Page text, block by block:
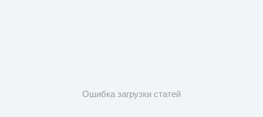
Ошибка загрузки статей